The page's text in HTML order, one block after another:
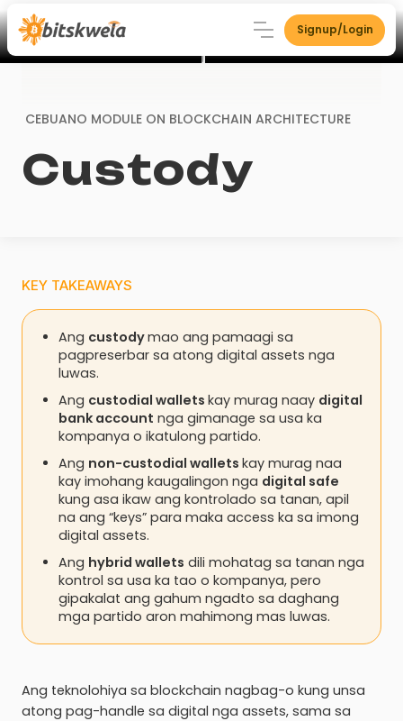
Signup/Login
CEBUANO MODULE ON BLOCKCHAIN ARCHITECTURE
Custody
KEY TAKEAWAYS
Ang custodymao ang pamaagi sa
pagpreserbar sa atong digital assets nga
luwas.
Ang custodial wallets kay murag naay digital
bank account nga gimanage sa usa ka
kompanya o ikatulong partido.
Ang non-custodial wallets kay murag naa
kay imohang kaugalingon nga digital safe
kung asa ikaw ang kontrolado sa tanan, apil
na ang “keys” para maka access ka sa imong
digital assets.
Ang hybrid wallets dili mohatag sa tanan nga
kontrol sa usa ka tao o kompanya, pero
gipakalat ang gahum ngadto sa daghang
mga partido aron mahimong mas luwas.
Ang teknolohiya sa blockchain nagbag-o kung unsa
atong pag-handle sa digital nga assets, sama sa